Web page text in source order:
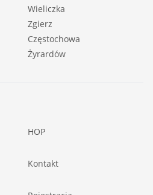
Wieliczka
Zgierz
Częstochowa
Żyrardów
HOP
Kontakt